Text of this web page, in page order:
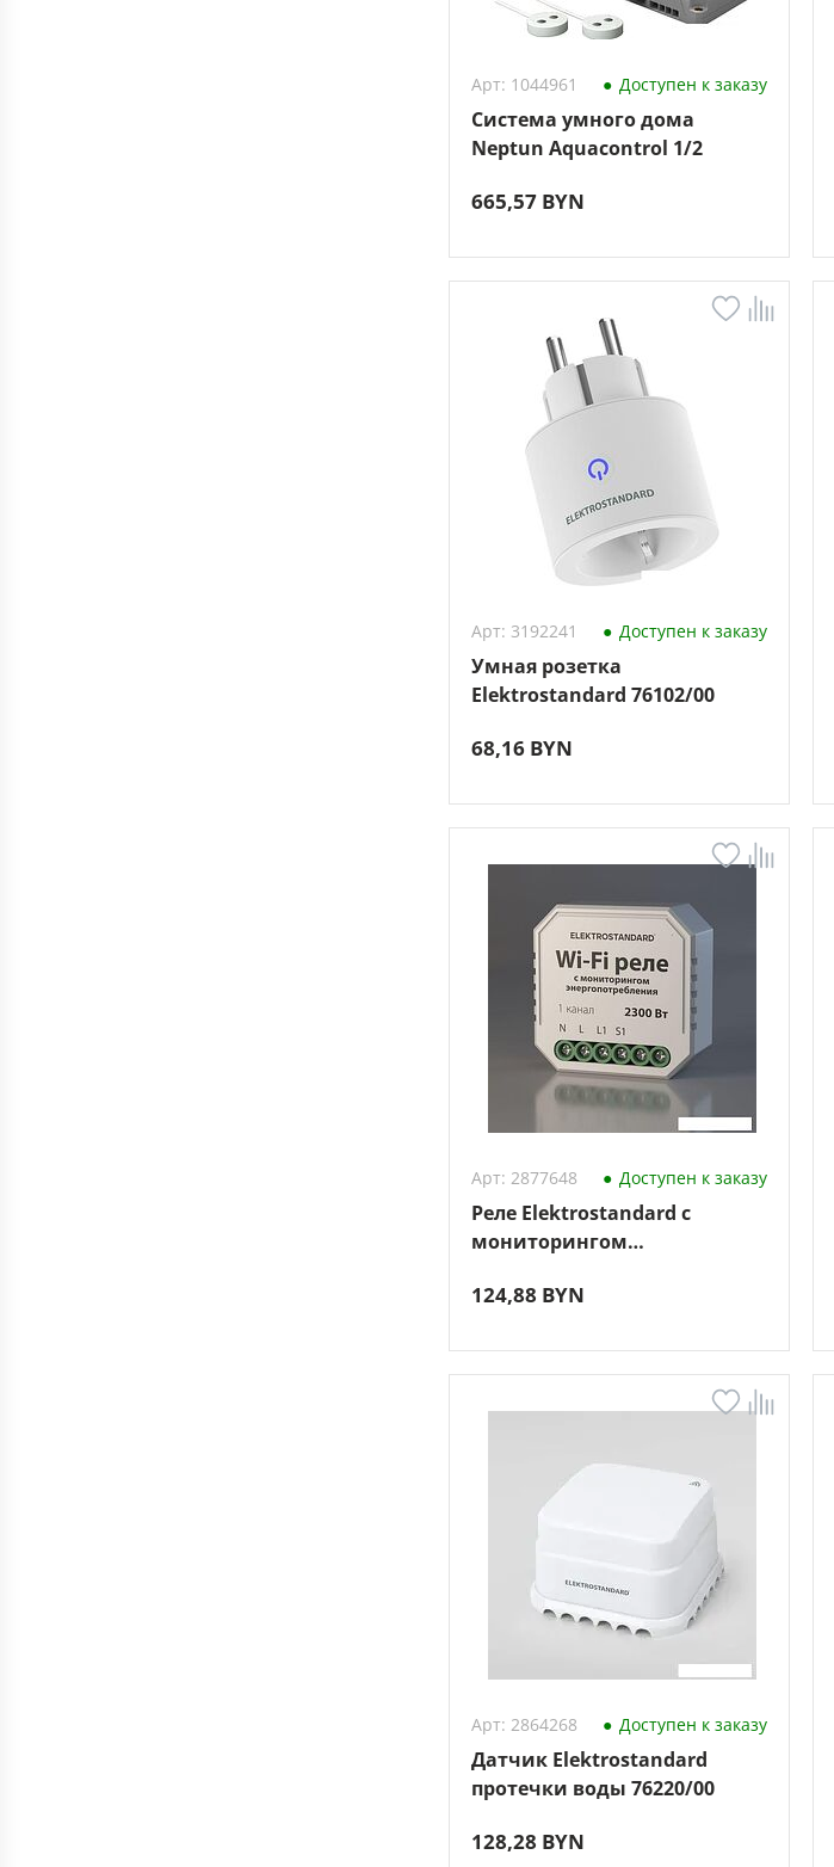
Арт: 1044961 Доступен к заказу
Система умного дома
Neptun Aquacontrol 1/2
665,57 BYN
Арт: 3192241 Доступен к заказу
Умная розетка
Elektrostandard 76102/00
68,16 BYN
Арт: 2877648 Доступен к заказу
Реле Elektrostandard с
мониторингом
124,88 BYN
Арт: 2864268 Доступен к заказу
Датчик Elektrostandard
протечки воды 76220/00
128,28 BYN